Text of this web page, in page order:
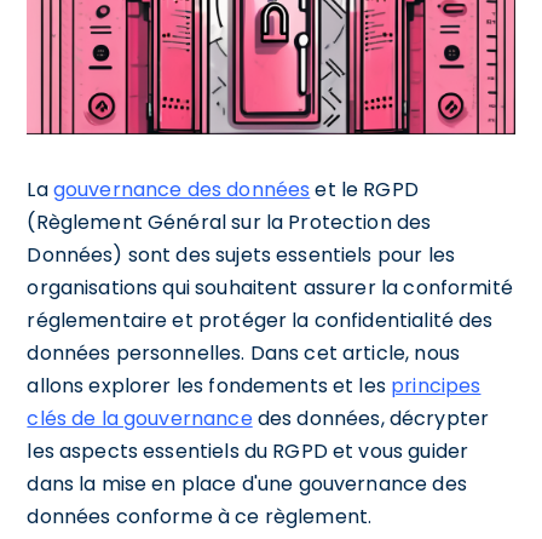
Lagouvernance des données et le RGPD
(Règlement Général sur la Protection des
Données) sont des sujets essentiels pour les
organisations qui souhaitent assurer la conformité
réglementaire et protéger la confidentialité des
données personnelles. Dans cet article, nous
allons explorer les fondements et les principes
clés de la gouvernancedes données, décrypter
les aspects essentiels du RGPD et vous guider
dans la mise en place d'une gouvernance des
données conforme à ce règlement.